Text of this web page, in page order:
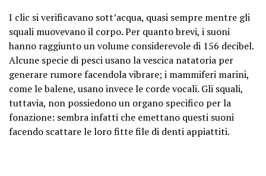
I clic si verificavano sott’acqua, quasi sempre mentre gli
squali muovevano il corpo. Per quanto brevi, i suoni
hanno raggiunto un volume considerevole di 156 decibel.
Alcune specie di pesci usano la vescica natatoria per
generare rumore facendola vibrare; i mammiferi marini,
come le balene, usano invece le corde vocali. Gli squali,
tuttavia, non possiedono un organo specifico per la
fonazione: sembra infatti che emettano questi suoni
facendo scattare le loro fitte file di denti appiattiti.